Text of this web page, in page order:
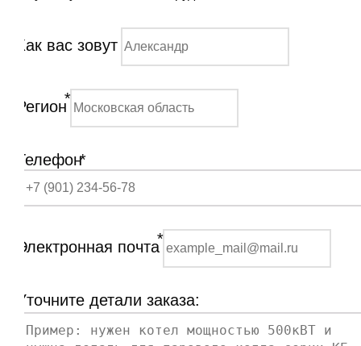
Как вас зовут
Регион*
Телефон*
Электронная почта*
Уточните детали заказа: